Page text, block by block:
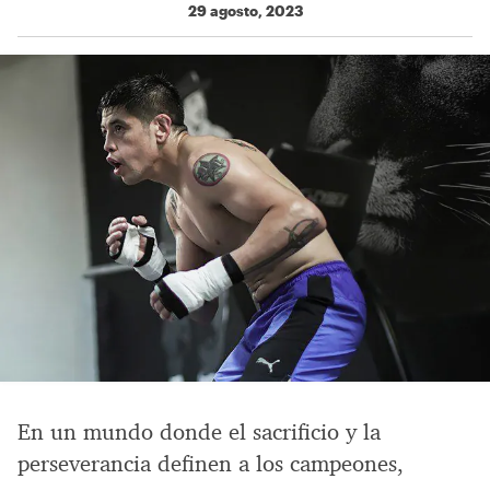
29 agosto, 2023
En un mundo donde el sacrificio y la
perseverancia definen a los campeones,